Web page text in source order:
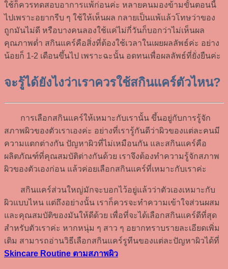
ใช้ก็ควรทดสอบอาการแพ้ก่อนค่ะ หลายคนมองข้ามขั้นตอนนี้
ไปเพราะอยากรีบ ๆ ใช้ให้เห็นผล กลายเป็นแพ้แล้วโทษว่าของ
ถูกมันไม่ดี หรือบางคนลองใช้แค่ไม่กี่วันก็บอกว่าไม่เห็นผล
คุณภาพต่ำ สกินแคร์คือสิ่งที่ต้องใช้เวลาในเผยผลลัพธ์ค่ะ อย่าง
น้อยก็ 1-2 เดือนขึ้นไป เพราะฉะนั้น อดทนเพื่อผลลัพธ์ที่ยั่งยืนค่ะ
จะรู้ได้ยังไงว่าเราควรใช้สกินแคร์ตัวไหน?
การเลือกสกินแคร์ให้เหมาะกับเรานั้น ขึ้นอยู่กับการรู้จัก
สภาพผิวของตัวเราเองค่ะ อย่างที่เรารู้กันดีว่าผิวของแต่ละคนมี
ความแตกต่างกัน ปัญหาผิวที่ไม่เหมือนกัน และสกินแคร์คือ
ผลิตภัณฑ์ที่คุณสมบัติต่างกันด้วย เราจึงต้องทำความรู้จักสภาพ
ผิวของตัวเองก่อน แล้วค่อยเลือกสกินแคร์ที่เหมาะกับเราค่ะ
สกินแคร์ส่วนใหญ่มักจะบอกไว้อยู่แล้วว่าตัวเองเหมาะกับ
ผิวแบบไหน แต่ถึงอย่างนั้น เราก็ควรจะทำความเข้าใจส่วนผสม
และคุณสมบัติของมันให้ดีด้วย เพื่อที่จะได้เลือกสกินแคร์ดีที่สุด
สำหรับตัวเราค่ะ หากหนุ่ม ๆ สาว ๆ อยากทราบรายละเอียดเพิ่ม
เติม สามารถอ่านวิธีเลือกสกินแคร์รูทีนของแต่ละปัญหาผิวได้ที่
Skincare Routine ตามสภาพผิว